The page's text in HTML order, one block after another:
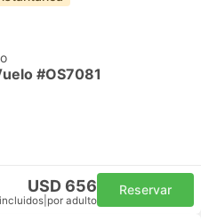
#OS7081
USD 656
por adulto
Reservar